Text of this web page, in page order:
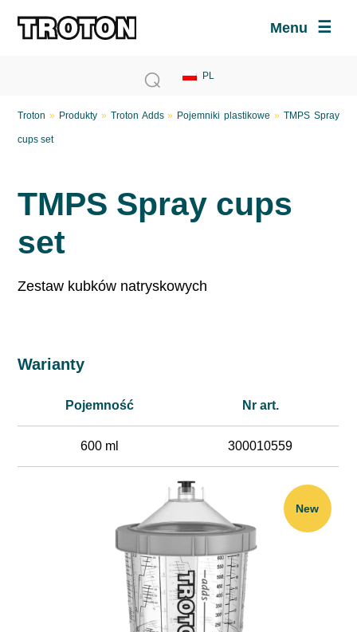
Menu
Troton » Produkty » Troton Adds» Pojemniki plastikowe » TMPS Spray
cups set
TMPS Spray cups
set
Zestaw kubków natryskowych
Warianty
Pojemność Nr art.
600 ml 300010559
New